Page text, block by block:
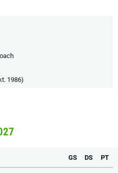
1986)
GS DS PT